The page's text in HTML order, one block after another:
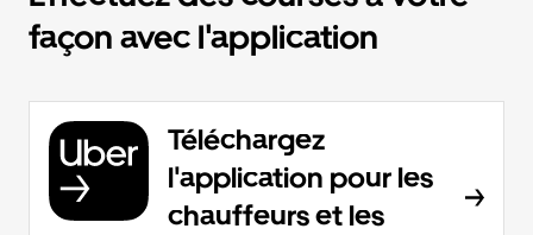
façon avec l'application
Téléchargez
l'application pour les
chauffeurs et les